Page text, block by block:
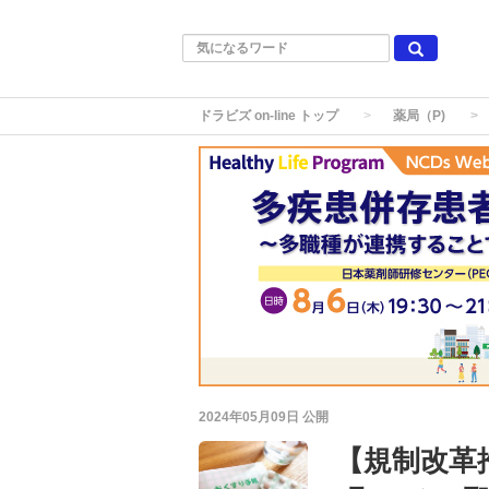
ドラビズ on-line トップ 薬局（P)
2024年05月09日 公開
【規制改